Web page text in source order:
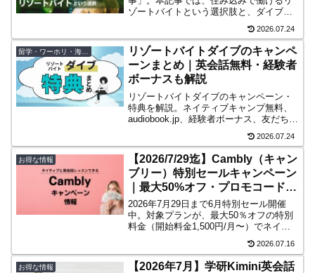
ゾートバイトという選択肢と、ダイブの
住前の“お試し移住”としてリゾートバイト
を活用する方法や注意点も紹介。
2026.07.24
留学・ワーホリ・海外移住
リゾートバイトダイブのキャンペ
ーンまとめ｜英会話無料・経験者
ボーナスも解説
リゾートバイトダイブのキャンペーン・
特典を解説。ネイティブキャンプ無料、
audiobook.jp、経験者ボーナス、友だち紹
確認したいポイントをまとめます。2026.07.24
お得な情報
【2026/7/29迄】Cambly（キャン
ブリー）特別セールキャンペーン
｜最大50%オフ・プロモコード不
要
2026年7月29日まで6月特別セール開催
中。対象プランが、最大50％オフの特別
料金（開始料金1,500円/月〜）でネイテ
ィブ講師と始められるレアチャンスをお
2026.07.16
お得な情報
【2026年7月】学研Kimini英会話